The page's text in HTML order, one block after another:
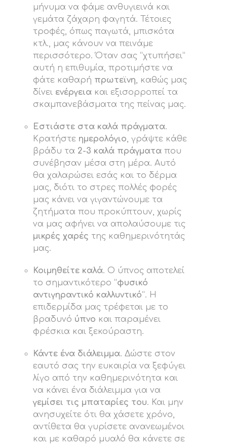
μήνυμα να φάμε ανθυγιεινά και
γεμάτα ζάχαρη φαγητά. Τέτοιες
τροφές, όπως παγωτά, μπισκότα
κτλ., μας κάνουν να πεινάμε
περισσότερο. Όταν σας “χτυπήσει”
αυτή η επιθυμία, προτιμήστε να
φάτε καθαρή πρωτεϊνη, καθώς μας
δίνει ενέργειακαι εξισορροπεί τα
σκαμπανεβάσματα της πείνας μας.
Εστιάστε στα καλά πράγματα.
Κρατήστε ημερολόγιο, γράψτε κάθε
βράδυ τα 2-3 καλά πράγματαπου
συνέβησαν μέσα στη μέρα. Αυτό
θα χαλαρώσει εσάς και το δέρμα
μας, διότι το στρες πολλές φορές
μας κάνει να γιγαντώνουμε τα
ζητήματα που προκύπτουν, χωρίς
να μας αφήνει να απολαύσουμε τις
μικρές χαρές της καθημερινότητάς
μας.
Κοιμηθείτε καλά. Ο ύπνος αποτελεί
το σημαντικότερο “φυσικό
αντιγηραντικό καλλυντικό“. Η
επιδερμίδα μας τρέφεται με το
βραδυνό ύπνο και παραμένει
φρέσκια και ξεκούραστη.
Κάντε ένα διάλειμμα. Δώστε στον
εαυτό σας την ευκαιρία να ξεφύγει
λίγο από την καθημερινότητα και
να κάνει ένα διάλειμμα για να
γεμίσει τις μπαταρίες του. Και μην
ανησυχείτε ότι θα χάσετε χρόνο,
αντίθετα θα γυρίσετε ανανεωμένοι
και με καθαρό μυαλό θα κάνετε σε